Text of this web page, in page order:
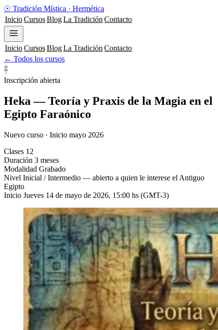
☉ Tradición Mística · Hermética
Inicio CursosBlogLa Tradición Contacto
Inicio CursosBlogLa Tradición Contacto
← Todos los cursos
𓋹
Inscripción abierta
Heka — Teoría y Praxis de la Magia en el
Egipto Faraónico
Nuevo curso · Inicio mayo 2026
Clases 12
Duración 3 meses
Modalidad Grabado
Nivel Inicial / Intermedio — abierto a quien le interese el Antiguo
Egipto
Inicio Jueves 14 de mayo de 2026, 15:00 hs (GMT-3)